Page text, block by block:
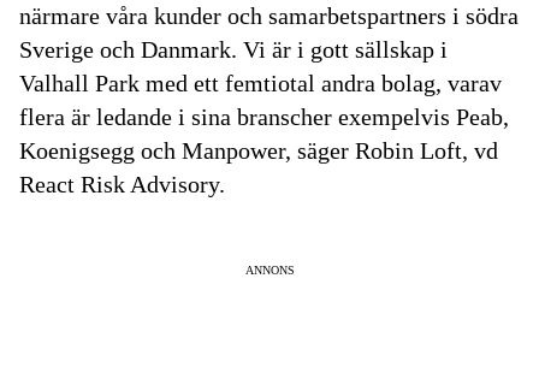
närmare våra kunder och samarbetspartners i södra
Sverige och Danmark. Vi är i gott sällskap i
Valhall Park med ett femtiotal andra bolag, varav
flera är ledande i sina branscher exempelvis Peab,
Koenigsegg och Manpower, säger Robin Loft, vd
React Risk Advisory.
ANNONS